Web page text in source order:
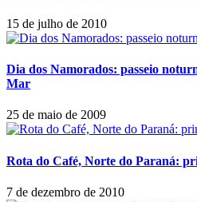
15 de julho de 2010
Dia dos Namorados: passeio
Mar
25 de maio de 2009
Rota do Café, Norte do Paraná:
7 de dezembro de 2010